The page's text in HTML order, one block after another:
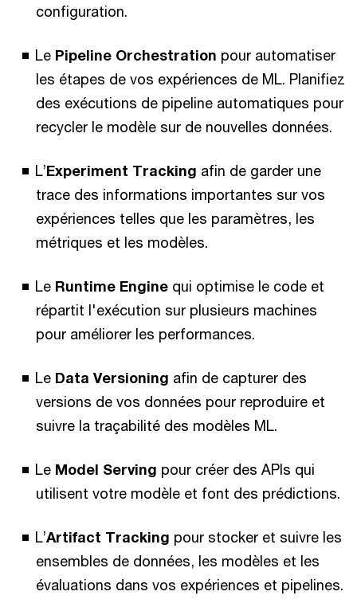
configuration.
Le Pipeline Orchestration pour automatiser
les étapes de vos expériences de ML. Planifiez
des exécutions de pipeline automatiques pour
recycler le modèle sur de nouvelles données.
L’Experiment Tracking afin de garder une
trace des informations importantes sur vos
expériences telles que les paramètres, les
métriques et les modèles.
Le Runtime Engine qui optimise le code et
répartit l'exécution sur plusieurs machines
pour améliorer les performances.
Le Data Versioning afin de capturer des
versions de vos données pour reproduire et
suivre la traçabilité des modèles ML.
Le Model Serving pour créer des APIs qui
utilisent votre modèle et font des prédictions.
L’Artifact Tracking pour stocker et suivre les
ensembles de données, les modèles et les
évaluations dans vos expériences et pipelines.